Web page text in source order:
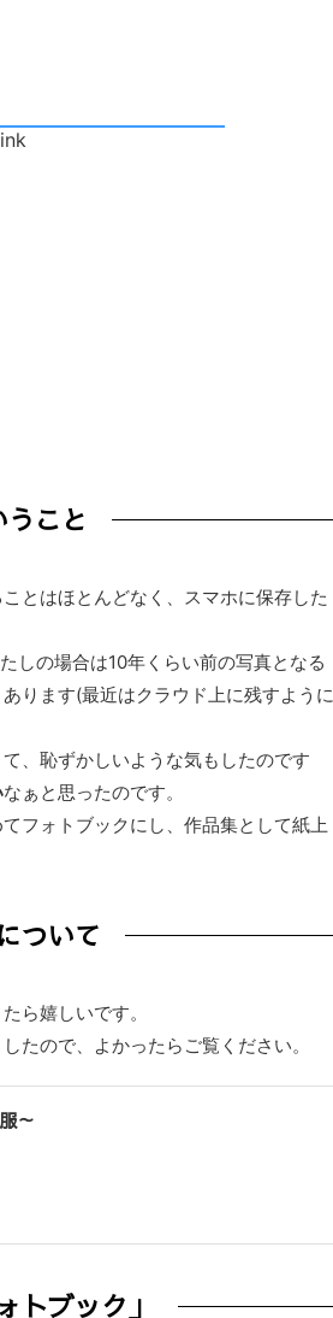
こと
とはほとんどなく、スマホに保存した
しの場合は10年くらい前の写真となる
ります(最近はクラウド上に残すように
、恥ずかしいような気もしたのです
なぁと思ったのです。
フォトブックにし、作品集として紙上
ついて
ら嬉しいです。
たので、よかったらご覧ください。
～
トブック」